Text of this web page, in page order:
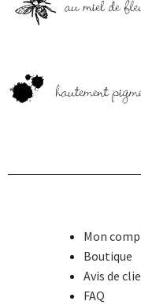
Mon
Boutique
Avis de
FAQ